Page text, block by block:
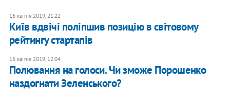
16 квітня 2019, 21:22
Київ вдвічі поліпшив позицію в світовому
рейтингу стартапів
16 квітня 2019, 12:04
Полювання на голоси. Чи зможе Порошенко
наздогнати Зеленського?